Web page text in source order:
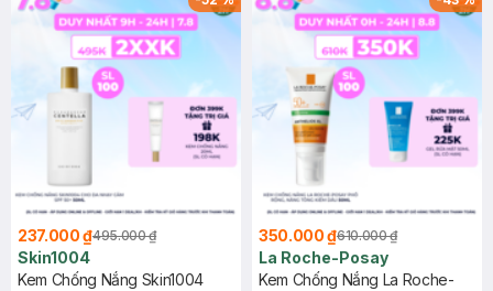
237.000 ₫495.000 ₫
Skin1004
Kem Chống Nắng Skin1004
350.000 ₫610.000 ₫
La Roche-Posay
Kem Chống Nắng La Roche-